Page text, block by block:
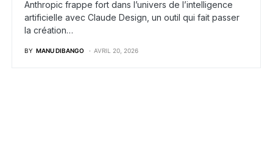
Anthropic frappe fort dans l’univers de l’intelligence
artificielle avec Claude Design, un outil qui fait passer
la création…
BY MANU DIBANGO AVRIL 20, 2026